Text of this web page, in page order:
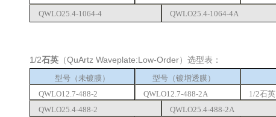
QWLO25.4-1064-4 QWLO25.4-1064-4A
1/2石英 （QuArtz Waveplate:Low-Order）选型表：
型号（未镀膜） 型号 （镀增透膜）
QWLO12.7-488-2
QWLO12.7-488-2A 1/2石英
QWLO25.4-488-2
QWLO25.4-488-2A